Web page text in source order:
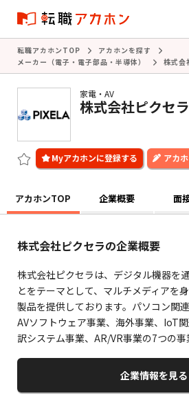
転職アカホンTOP
アカホンを探す
メーカー（電子・電子部品・半導体）
株式会
家電・AV
株式会社ピクセラ
アカ
アカホンTOP 企業概要 面
株式会社ピクセラの企業概要
株式会社ピクセラは、デジタル機器を
とをテーマとして、マルチメディアを
製品を提供しております。パソコン関
AVソフトウェア事業、海外事業、IoT
訳システム事業、AR/VR事業の7つの事
企業情報を見る